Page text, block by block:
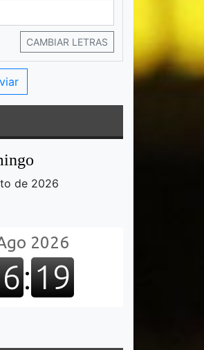
CAMBIAR LETRAS
de 2026